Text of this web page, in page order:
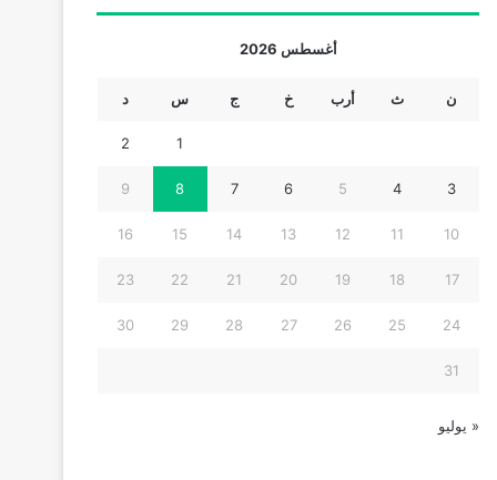
أغسطس 2026
ن ث أرب خ ج س د
1
2
3
4
5
6
7
8
9
10
11
12
13
14
15
16
17
18
19
20
21
22
23
24
25
26
27
28
29
30
31
« يوليو